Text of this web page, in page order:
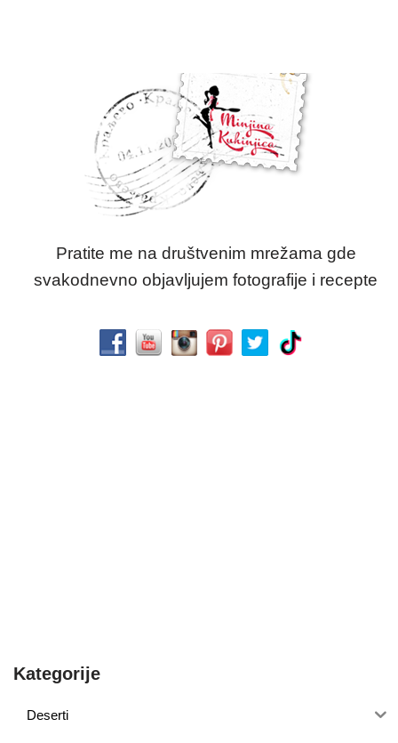
Pratite me na društvenim mrežama gde
svakodnevno objavljujem fotografije i recepte
Kategorije
Deserti